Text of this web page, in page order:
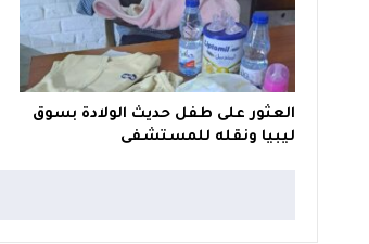
العثور على طفل حديث الولادة بسوق
ليبيا ونقله للمستشفى